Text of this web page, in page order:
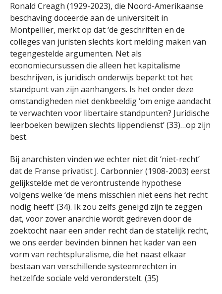
Ronald Creagh (1929-2023), die Noord-Amerikaanse
beschaving doceerde aan de universiteit in
Montpellier, merkt op dat ‘de geschriften en de
colleges van juristen slechts kort melding maken van
tegengestelde argumenten. Net als
economiecursussen die alleen het kapitalisme
beschrijven, is juridisch onderwijs beperkt tot het
standpunt van zijn aanhangers. Is het onder deze
omstandigheden niet denkbeeldig ‘om enige aandacht
te verwachten voor libertaire standpunten? Juridische
leerboeken bewijzen slechts lippendienst’ (33)…op zijn
best.
Bij anarchisten vinden we echter niet dit ‘niet-recht’
dat de Franse privatist J. Carbonnier (1908-2003) eerst
gelijkstelde met de verontrustende hypothese
volgens welke ‘de mens misschien niet eens het recht
nodig heeft’ (34). Ik zou zelfs geneigd zijn te zeggen
dat, voor zover anarchie wordt gedreven door de
zoektocht naar een ander recht dan de statelijk recht,
we ons eerder bevinden binnen het kader van een
vorm van rechtspluralisme, die het naast elkaar
bestaan ​​van verschillende systeemrechten in
hetzelfde sociale veld veronderstelt. (35)